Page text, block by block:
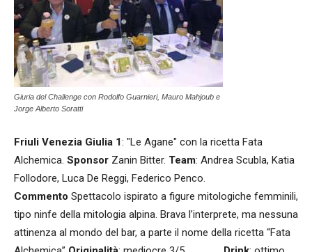
Giuria del Challenge con Rodolfo Guarnieri, Mauro Mahjoub e
Jorge Alberto Soratti
Friuli Venezia Giulia 1: "Le Agane" con la ricetta Fata
Alchemica. Sponsor Zanin Bitter. Team: Andrea Scubla, Katia
Follodore, Luca De Reggi, Federico Penco.
Commento Spettacolo ispirato a figure mitologiche femminili,
tipo ninfe della mitologia alpina. Brava l’interprete, ma nessuna
attinenza al mondo del bar, a parte il nome della ricetta “Fata